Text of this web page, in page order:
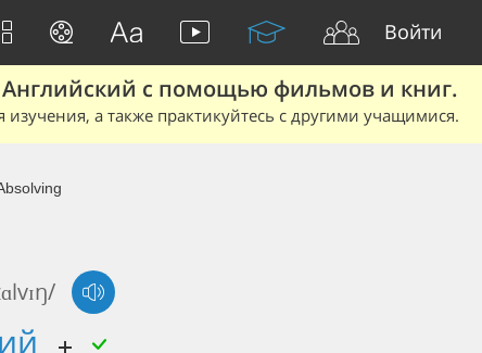
Войти
с помощью фильмов и книг.
а также практикуйтесь с другими учащимися.